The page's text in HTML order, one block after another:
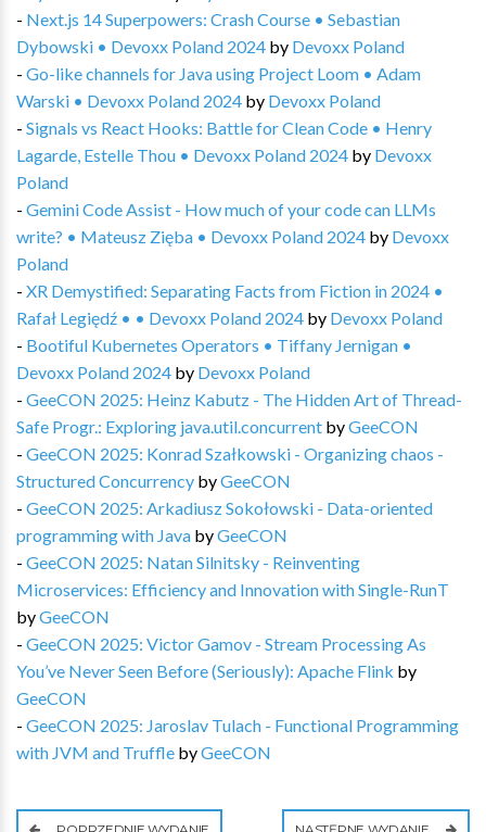
- Next.js 14 Superpowers: Crash Course • Sebastian
Dybowski • Devoxx Poland 2024 by Devoxx Poland
- Go-like channels for Java using Project Loom • Adam
Warski • Devoxx Poland 2024 by Devoxx Poland
- Signals vs React Hooks: Battle for Clean Code • Henry
Lagarde, Estelle Thou • Devoxx Poland 2024 by Devoxx
Poland
- Gemini Code Assist - How much of your code can LLMs
write? • Mateusz Zięba • Devoxx Poland 2024 by Devoxx
Poland
- XR Demystified: Separating Facts from Fiction in 2024 •
Rafał Legiędź • • Devoxx Poland 2024 by Devoxx Poland
- Bootiful Kubernetes Operators • Tiffany Jernigan •
Devoxx Poland 2024 by Devoxx Poland
- GeeCON 2025: Heinz Kabutz - The Hidden Art of Thread-
Safe Progr.: Exploring java.util.concurrent byGeeCON
- GeeCON 2025: Konrad Szałkowski - Organizing chaos -
Structured Concurrency byGeeCON
- GeeCON 2025: Arkadiusz Sokołowski - Data-oriented
programming with Java byGeeCON
- GeeCON 2025: Natan Silnitsky - Reinventing
Microservices: Efficiency and Innovation with Single-RunT
byGeeCON
- GeeCON 2025: Victor Gamov - Stream Processing As
You’ve Never Seen Before (Seriously): Apache Flink by
GeeCON
- GeeCON 2025: Jaroslav Tulach - Functional Programming
with JVM and Truffle byGeeCON